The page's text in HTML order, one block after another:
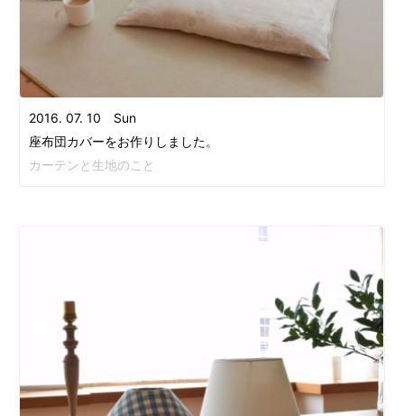
2016. 07. 10 Sun
座布団カバーをお作りしました。
カーテンと生地のこと